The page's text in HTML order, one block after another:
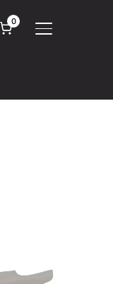
BASCULER
0